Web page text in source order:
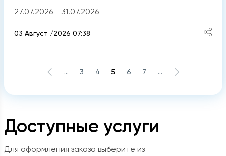
Доступные услуги
Для оформления заказа выберите из
27.07.2026 - 31.07.2026
03 Август /2026 07:38
... 3 4 5 6 7 ...